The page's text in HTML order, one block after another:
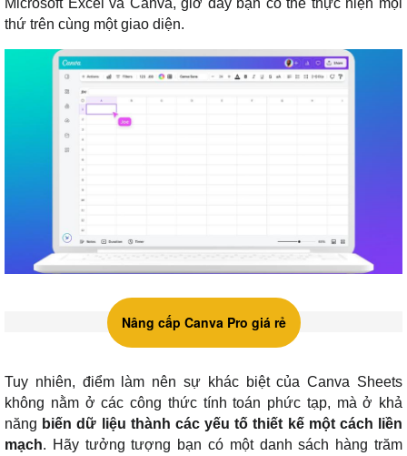
Microsoft Excel và Canva, giờ đây bạn có thể thực hiện mọi
thứ trên cùng một giao diện.
Nâng cấp Canva Pro giá rẻ
Tuy nhiên, điểm làm nên sự khác biệt của Canva Sheets
không nằm ở các công thức tính toán phức tạp, mà ở khả
năng biến dữ liệu thành các yếu tố thiết kế một cách liền
mạch. Hãy tưởng tượng bạn có một danh sách hàng trăm